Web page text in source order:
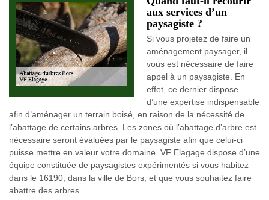
aux services d’un
paysagiste ?
Si vous projetez de faire un
aménagement paysager, il
vous est nécessaire de faire
appel à un paysagiste. En
effet, ce dernier dispose
d’une expertise indispensable
afin d’aménager un terrain boisé, en raison de la nécessité de
l’abattage de certains arbres. Les zones où l’abattage d’arbre est
nécessaire seront évaluées par le paysagiste afin que celui-ci
puisse mettre en valeur votre domaine. VF Elagage dispose d’une
équipe constituée de paysagistes expérimentés si vous habitez
dans le 16190, dans la ville de Bors, et que vous souhaitez faire
abattre des arbres.